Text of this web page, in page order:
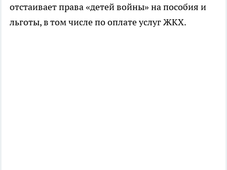
отстаивает права «детей войны» на пособия и
льготы, в том числе по оплате услуг ЖКХ.